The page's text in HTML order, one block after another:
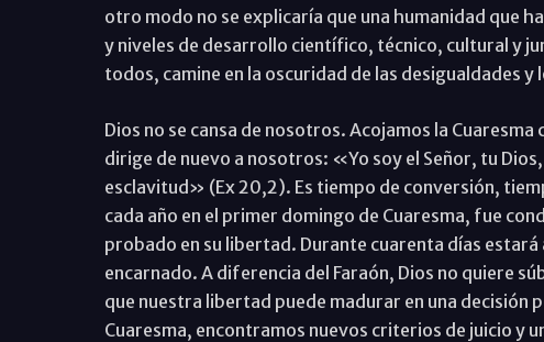
otro modo no se explicaría que una humanidad que
y niveles de desarrollo científico, técnico, cultural y
todos, camine en la oscuridad de las desigualdades y
Dios no se cansa de nosotros. Acojamos la
dirige de nuevo a nosotros: «Yo soy el Señor, tu
esclavitud» (Ex 20,2). Es tiempo de conversión,
cada año en el primer domingo de Cuaresma, fue
probado en su libertad. Durante cuarenta días
encarnado. A diferencia del Faraón, Dios no quiere
que nuestra libertad puede madurar en una decisión
Cuaresma, encontramos nuevos criterios de juicio y